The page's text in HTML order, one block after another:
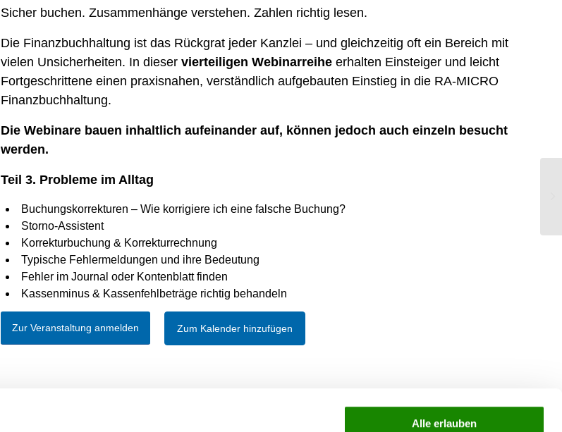
Alle erlauben
Sicher buchen. Zusammenhänge verstehen. Zahlen richtig lesen.
Die Finanzbuchhaltung ist das Rückgrat jeder Kanzlei – und gleichzeitig oft ein Bereich mit
vielen Unsicherheiten. In dieser vierteiligen Webinarreiheerhalten Einsteiger und leicht
Fortgeschrittene einen praxisnahen, verständlich aufgebauten Einstieg in die RA-MICRO
Finanzbuchhaltung.
Die Webinare bauen inhaltlich aufeinander auf, können jedoch auch einzeln besucht
werden.
Teil 3. Probleme im Alltag
Buchungskorrekturen – Wie korrigiere ich eine falsche Buchung?
Storno-Assistent
Korrekturbuchung & Korrekturrechnung
Typische Fehlermeldungen und ihre Bedeutung
Fehler im Journal oder Kontenblatt finden
Kassenminus & Kassenfehlbeträge richtig behandeln
Zur Veranstaltung anmelden Zum Kalender hinzufügen